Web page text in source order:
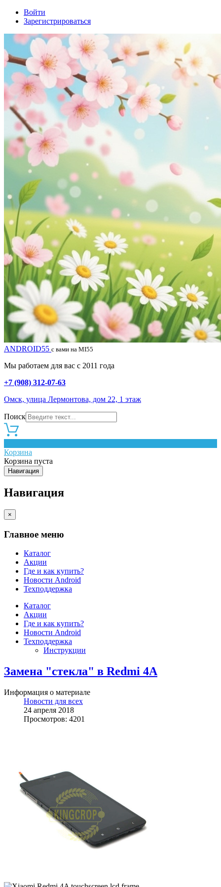
Войти
Зарегистрироваться
ANDROID55 с вами на MI55
Мы работаем для вас с 2011 года
+7 (908) 312-07-63
Омск, улица Лермонтова, дом 22, 1 этаж
Поиск
Корзина
Корзина пуста
Навигация
Навигация
×
Главное меню
Каталог
Акции
Где и как купить?
Новости Android
Техподдержка
Каталог
Акции
Где и как купить?
Новости Android
Техподдержка
Инструкции
Замена "стекла" в Redmi 4A
Информация о материале
Новости для всех
24 апреля 2018
Просмотров: 4201